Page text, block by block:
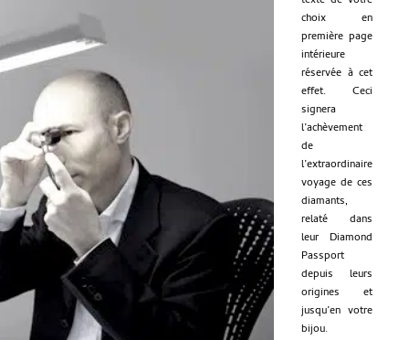
choix en
première page
intérieure
réservée à cet
effet. Ceci
signera
l’achèvement
de
l’extraordinaire
voyage de ces
diamants,
relaté dans
leur Diamond
Passport
depuis leurs
origines et
jusqu’en votre
bijou.